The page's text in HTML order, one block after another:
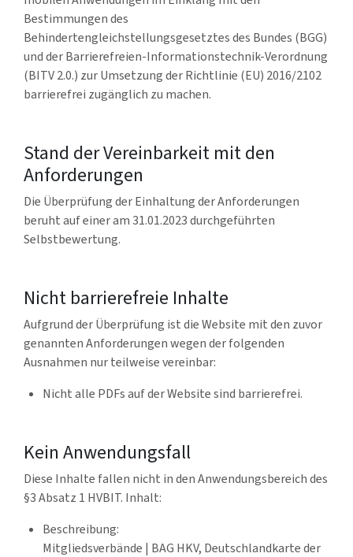
Bestimmungen des
Behindertengleichstellungsgesetztes des Bundes (BGG)
und der Barrierefreien-Informationstechnik-Verordnung
(BITV 2.0.) zur Umsetzung der Richtlinie (EU) 2016/2102
barrierefrei zugänglich zu machen.
Stand der Vereinbarkeit mit den
Anforderungen
Die Überprüfung der Einhaltung der Anforderungen
beruht auf einer am 31.01.2023 durchgeführten
Selbstbewertung.
Nicht barrierefreie Inhalte
Aufgrund der Überprüfung ist die Website mit den zuvor
genannten Anforderungen wegen der folgenden
Ausnahmen nur teilweise vereinbar:
Nicht alle PDFs auf der Website sind barrierefrei.
Kein Anwendungsfall
Diese Inhalte fallen nicht in den Anwendungsbereich des
§3 Absatz 1 HVBIT. Inhalt:
Beschreibung:
Mitgliedsverbände | BAG HKV, Deutschlandkarte der